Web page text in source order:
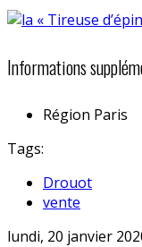
Informations
Région Paris
Tags:
Drouot
vente
lundi, 20 janvier